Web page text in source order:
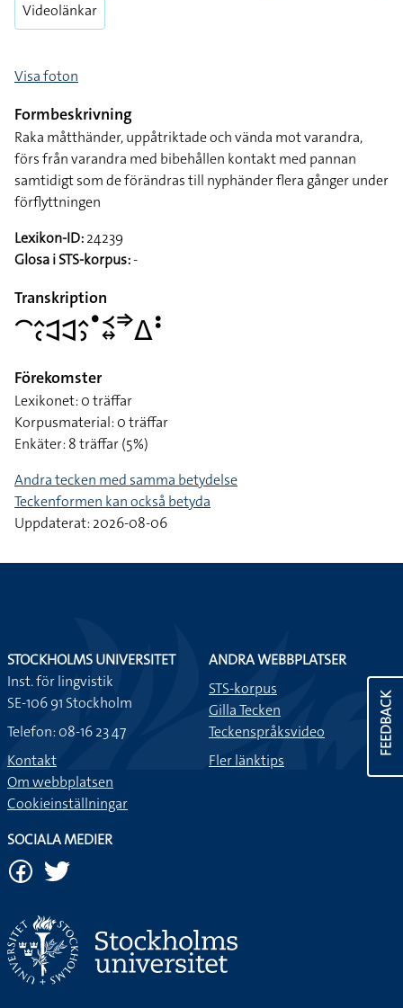
Videolänkar
Visa foton
Formbeskrivning
Raka måtthänder, uppåtriktade och vända mot varandra,
förs från varandra med bibehållen kontakt med pannan
samtidigt som de förändras till nyphänder flera gånger under
förflyttningen
Lexikon-ID:24239
Glosa i STS-korpus:-
Transkription
􌤃􌤵􌥗􌥉􌥉􌤵􌤶􌤟􌥹􌦉􌦆􌤩􌥻
Förekomster
Lexikonet: 0 träffar
Korpusmaterial: 0 träffar
Enkäter: 8 träffar (5%)
Andra tecken med samma betydelse
Teckenformen kan också betyda
Uppdaterat: 2026-08-06
FEEDBACK
STOCKHOLMS UNIVERSITET
Inst. för lingvistik
SE-106 91 Stockholm
Telefon: 08-16 23 47
Kontakt
Om webbplatsen
Cookieinställningar
ANDRA WEBBPLATSER
STS-korpus
Gilla Tecken
Teckenspråksvideo
Fler länktips
SOCIALA MEDIER